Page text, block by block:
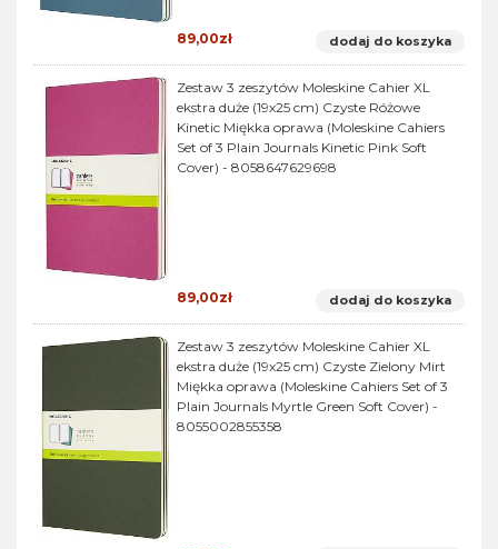
89,00zł dodaj do koszyka
Zestaw 3 zeszytów Moleskine Cahier XL
ekstra duże (19x25 cm) Czyste Różowe
Kinetic Miękka oprawa (Moleskine Cahiers
Set of 3 Plain Journals Kinetic Pink Soft
Cover) - 8058647629698
89,00zł dodaj do koszyka
Zestaw 3 zeszytów Moleskine Cahier XL
ekstra duże (19x25 cm) Czyste Zielony Mirt
Miękka oprawa (Moleskine Cahiers Set of 3
Plain Journals Myrtle Green Soft Cover) -
8055002855358